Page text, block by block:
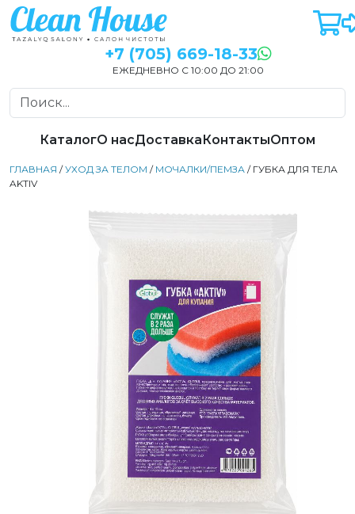
+7 (705) 669-18-33
ЕЖЕДНЕВНО С 10:00 ДО 21:00
КаталогО насДоставкаКонтактыОптом
ГЛАВНАЯ /УХОД ЗА ТЕЛОМ / МОЧАЛКИ/ПЕМЗА / ГУБКА ДЛЯ ТЕЛА
AKTIV